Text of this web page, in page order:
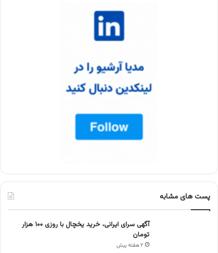
پست های مشابه
آگهی سرای ایرانی، خرید یخچال با روزی ۱۰۰ هزار
تومان
۲ هفته پیش